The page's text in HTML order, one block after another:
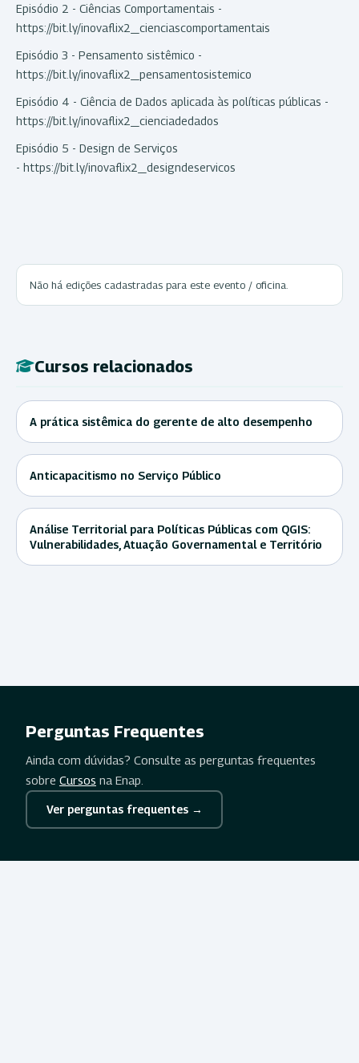
Episódio 2 - Ciências Comportamentais -
https://bit.ly/inovaflix2_cienciascomportamentais
Episódio 3 - Pensamento sistêmico -
https://bit.ly/inovaflix2_pensamentosistemico
Episódio 4 - Ciência de Dados aplicada às políticas públicas -
https://bit.ly/inovaflix2_cienciadedados
Episódio 5 - Design de Serviços
- https://bit.ly/inovaflix2_designdeservicos
Não há edições cadastradas para este evento / oficina.
Cursos relacionados
A prática sistêmica do gerente de alto desempenho
Anticapacitismo no Serviço Público
Análise Territorial para Políticas Públicas com QGIS:
Vulnerabilidades, Atuação Governamental e Território
Perguntas Frequentes
Ainda com dúvidas? Consulte as perguntas frequentes
sobre Cursos na Enap.
Ver perguntas frequentes →